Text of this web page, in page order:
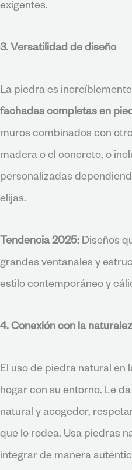
exigentes.
3. Versatilidad de diseño
La piedra es
fachadas completas en
muros combinados con
madera o el concreto, o
personalizadas
elijas.
Tendencia 2025: Diseños
grandes ventanales y
estilo contemporáneo y
4. Conexión con la
El uso de piedra natural en
hogar con su entorno. Le
natural y acogedor,
que lo rodea. Usa piedras
integrar de manera